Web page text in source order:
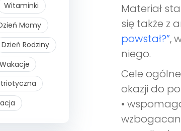
Witaminki
Mamy
Dzień Rodziny
Wakacje
Materiał
się także z
powstał?”,
niego.
Cele
okazji do
•